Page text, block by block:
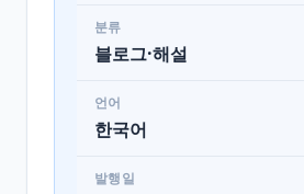
분류
블로그·해설
언어
한국어
발행일